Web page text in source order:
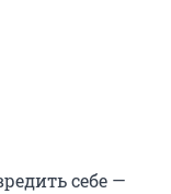
себе —